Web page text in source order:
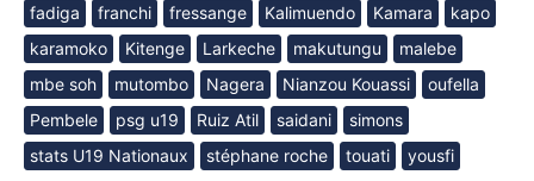
fadiga
franchi fressange Kalimuendo Kamara
kapo
karamoko
Kitenge Larkeche makutungu
malebe
mbe soh
mutombo Nagera Nianzou Kouassi
oufella
Pembele
psg u19 Ruiz Atil saidani
simons
stats U19 Nationaux
stéphane roche touati yousfi